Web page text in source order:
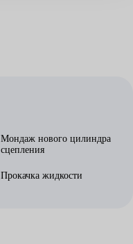
Мондаж нового цилиндра
сцепления
Прокачка жидкости